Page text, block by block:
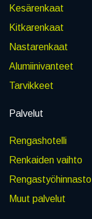
Kesärenkaat
Kitkarenkaat
Nastarenkaat
Alumiinivanteet
Tarvikkeet
Palvelut
Rengashotelli
Renkaiden vaihto
Rengastyöhinnasto
Muut palvelut